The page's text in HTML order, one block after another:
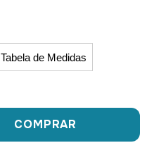
Tabela de Medidas